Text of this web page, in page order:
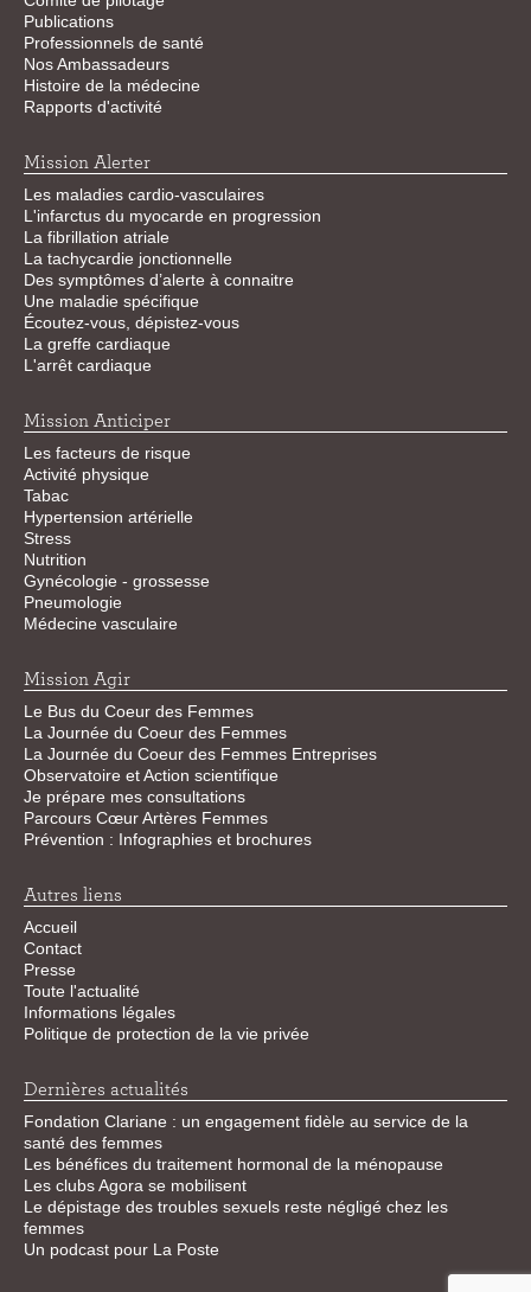
Publications
Professionnels de santé
Nos Ambassadeurs
Histoire de la médecine
Rapports d'activité
Mission Alerter
Les maladies cardio-vasculaires
L'infarctus du myocarde en progression
La fibrillation atriale
La tachycardie jonctionnelle
Des symptômes d’alerte à connaitre
Une maladie spécifique
Écoutez-vous, dépistez-vous
La greffe cardiaque
L'arrêt cardiaque
Mission Anticiper
Les facteurs de risque
Activité physique
Tabac
Hypertension artérielle
Stress
Nutrition
Gynécologie - grossesse
Pneumologie
Médecine vasculaire
Mission Agir
Le Bus du Coeur des Femmes
La Journée du Coeur des Femmes
La Journée du Coeur des Femmes Entreprises
Observatoire et Action scientifique
Je prépare mes consultations
Parcours Cœur Artères Femmes
Prévention : Infographies et brochures
Autres liens
Accueil
Contact
Presse
Toute l'actualité
Informations légales
Politique de protection de la vie privée
Dernières actualités
Fondation Clariane : un engagement fidèle au service de la
santé des femmes
Les bénéfices du traitement hormonal de la ménopause
Les clubs Agora se mobilisent
Le dépistage des troubles sexuels reste négligé chez les
femmes
Un podcast pour La Poste